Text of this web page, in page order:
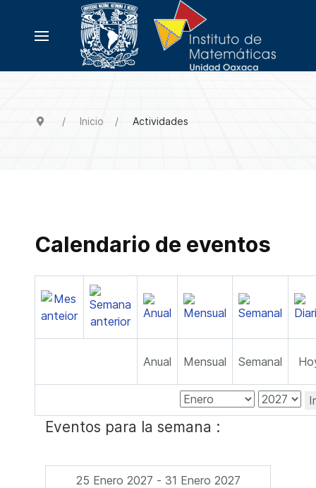
Inicio Actividades
Calendario de eventos
Anual Mensual Semanal
Eventos para la semana :
25 Enero 2027 - 31 Enero 2027